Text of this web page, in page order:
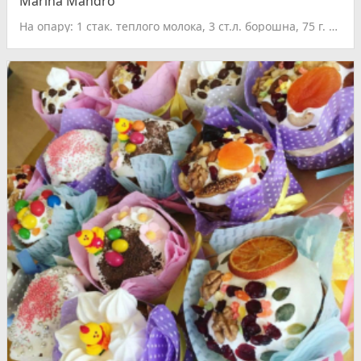
На опару: 1 стак. теплого молока, 3 ст.л. борошна, 75 г. дріжджів, 3 ст.л. цукру. На тісто: 1 кг. борошна, 0,5 л. молока, 150 г. вершкового масла, 100 г. маргарину, 75 г. дріжджів, 2 склянки цукру, 150 г. родзинок, 6 яєць + 6 жовтків, 1 пачка ванільного цукру, цедра половини лимона. Спочатку робимо опару. Розчинити у теплому молоці дріжджі. Додати цукор і борошна. Усе перемішати до однорідної маси і залишити у теплому місці бродити на 1 год. Жовтки та яйця розтерти з цукром і ванільним цукром. Коли розчинене тісто збільшиться в два рази, додати до нього м’які масло і маргарин, розтерті жовтки і решту борошна. Добре вимішати тісто, якщо потрібно – підсипати ще трішки борошна. Знову залишити тісто підходити в теплому місці, накрити рушником. Родзинки потрібно промити гарячою водою. А цедру лимона натерти. Додати все в тісто і добре вимішати. Знову залишити тісто на 30 хвилин, щоб підросло. Форму для випічки змастити маслом. Заповнити форму на 1/3 тістом і дати йому підрости, майже до краю форми. Випікати при температурі 180 градусів 40-50 хвилин. Гарячі паски змастити білковою глазур'ю.